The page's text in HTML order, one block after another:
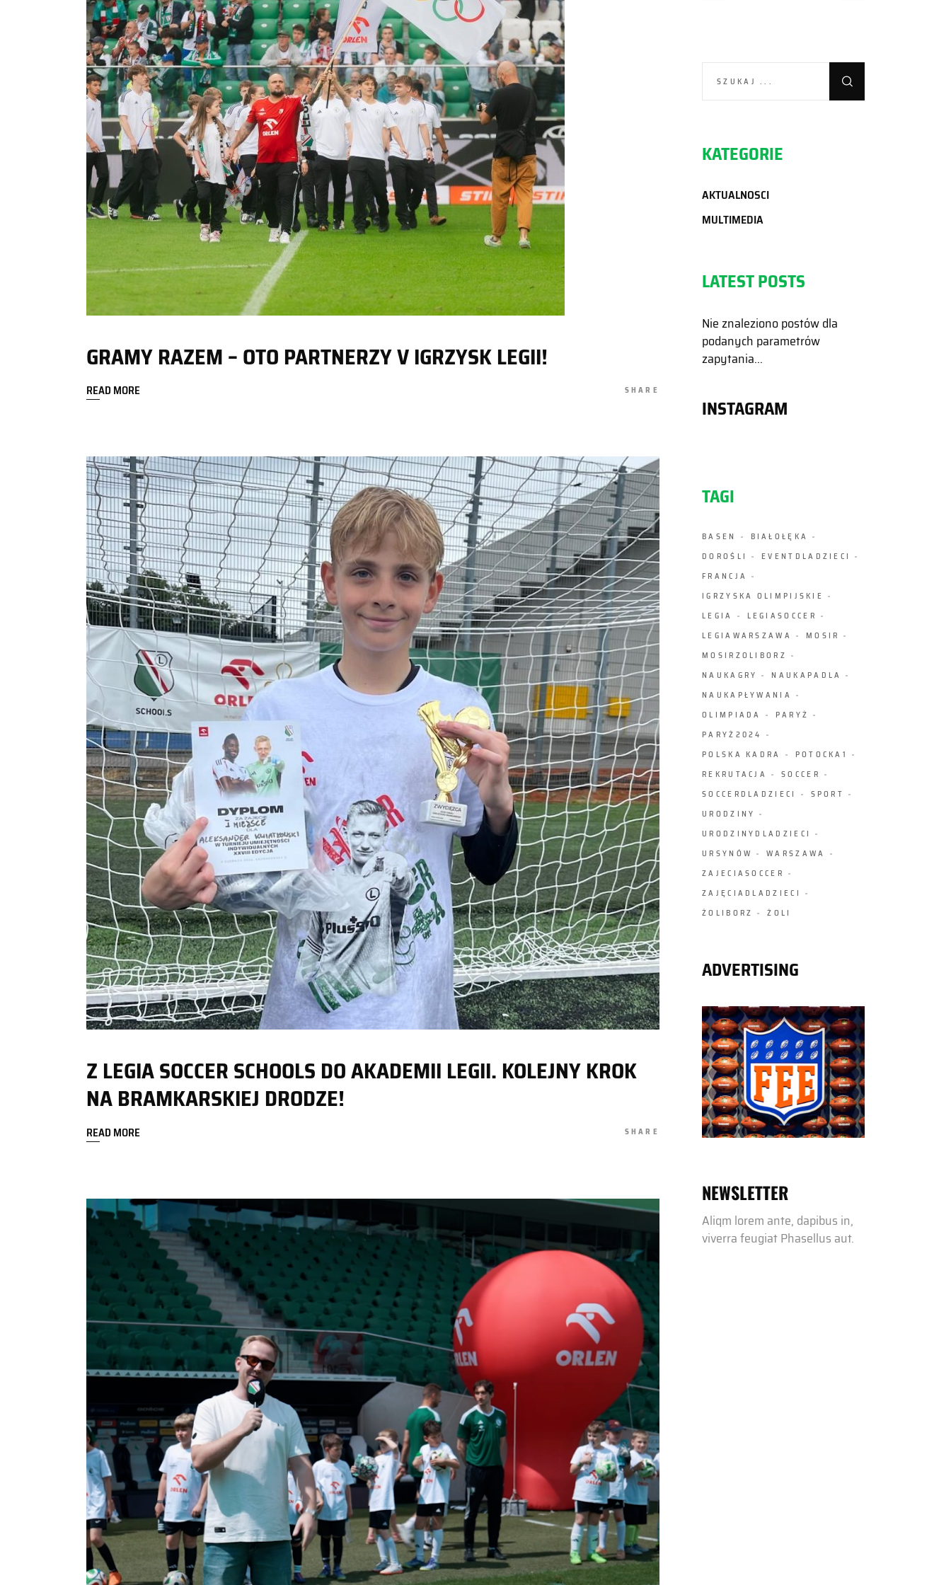
GRAMY RAZEM – OTO PARTNERZY V IGRZYSK LEGII!
READ MORE SHARE
Z LEGIA SOCCER SCHOOLS DO AKADEMII LEGII. KOLEJNY KROK
NA BRAMKARSKIEJ DRODZE!
READ MORE SHARE
KATEGORIE
AKTUALNOSCI
MULTIMEDIA
LATEST POSTS
Nie znaleziono postów dla
podanych parametrów
zapytania...
INSTAGRAM
TAGI
BASEN
BIAŁOŁĘKA
DOROŚLI
EVENTDLADZIECI
FRANCJA
IGRZYSKA OLIMPIJSKIE
LEGIA
LEGIASOCCER
LEGIAWARSZAWA
MOSIR
MOSIRZOLIBORZ
NAUKAGRY
NAUKAPADLA
NAUKAPŁYWANIA
OLIMPIADA
PARYŻ
PARYŻ2024
POLSKA KADRA
POTOCKA1
REKRUTACJA
SOCCER
SOCCERDLADZIECI
SPORT
URODZINY
URODZINYDLADZIECI
URSYNÓW
WARSZAWA
ZAJECIASOCCER
ZAJĘCIADLADZIECI
ŻOLIBORZ
ŻOLI
ADVERTISING
NEWSLETTER
Aliqm lorem ante, dapibus in,
viverra feugiat Phasellus aut.